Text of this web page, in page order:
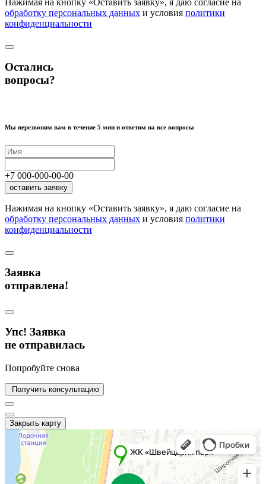
Нажимая на кнопку «Оставить заявку», я даю согласие на
обработку персональных данных и условия политики
конфиденциальности
Остались
вопросы?
Мы перезвоним вам в течение 5 мин и ответим на все вопросы
+7 000-000-00-00
оставить заявку
Нажимая на кнопку «Оставить заявку», я даю согласие на
обработку персональных данных и условия политики
конфиденциальности
Заявка
отправлена!
Упс! Заявка
не отправилась
Попробуйте снова
Получить консультацию
Закрыть карту